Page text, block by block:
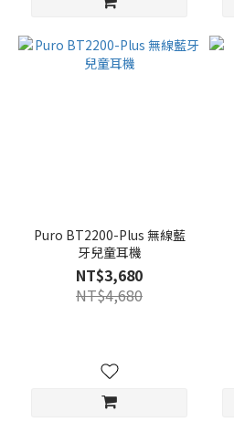
Puro BT2200-Plus 無線藍
牙兒童耳機
NT$3,680
NT$4,680